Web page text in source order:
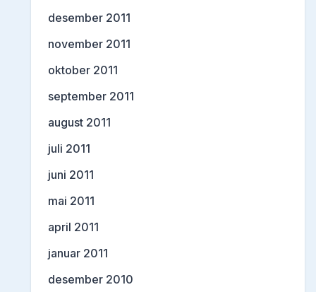
desember 2011
november 2011
oktober 2011
september 2011
august 2011
juli 2011
juni 2011
mai 2011
april 2011
januar 2011
desember 2010